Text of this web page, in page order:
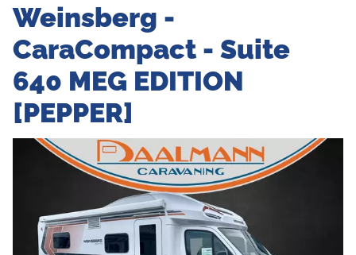
Weinsberg -
CaraCompact - Suite
640 MEG EDITION
[PEPPER]